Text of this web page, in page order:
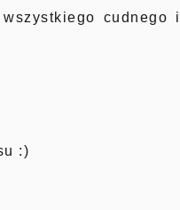
cudnego i
:)